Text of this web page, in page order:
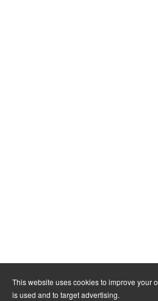
This website uses cookies to improve your
is used and to target advertising.